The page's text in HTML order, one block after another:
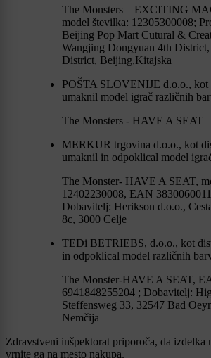
The Monsters – EXCITING
model številka: 12305300008;
Beijing Pop Mart Cutural &
Wangjing Dongyuan 4th District,
District, Beijing,Kitajska
POŠTA SLOVENIJE d.o.o., kot
umaknil model igrač različnih
The Monsters - HAVE A SEAT
MERKUR trgovina d.o.o., kot
umaknil in odpoklical model
The Monster- HAVE A SEAT,
12402230008, EAN
Dobavitelj: Herikson d.o.o.,
8c, 3000 Celje
TEDi BETRIEBS, d.o.o., kot
in odpoklical model različnih
The Monster-HAVE A SEAT,
6941848255204 ; Dobavitelj:
Steffensweg 33, 32547 Bad
Nemčija
Zdravstveni inšpektorat priporoča, da izdelka
vrnite ga na mesto nakupa.